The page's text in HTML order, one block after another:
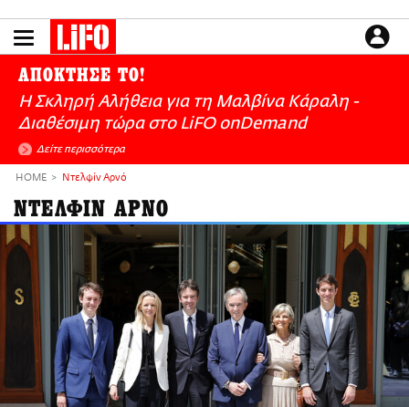
το
LIFO SHOP
NEWSLETTER
ΜΙΚΡΟΠΡΑΓΜΑΤΑ
THE GOOD LIFO
LIFOLAND
ΕΙΔΗΣΕΙΣ
CULTURE
ΑΠΟΨΕΙΣ
ΤΡΟΠΟΣ ΖΩΗΣ
PODCASTS
Plus
ΑΠΟΚΤΗΣΕ ΤΟ!
Η Σκληρή Αλήθεια για τη Μαλβίνα Κάραλη -
Διαθέσιμη τώρα στo LiFO onDemand
Δείτε περισσότερα
HOME Ντελφίν Αρνό
ΝΤΕΛΦΙΝ ΑΡΝΟ